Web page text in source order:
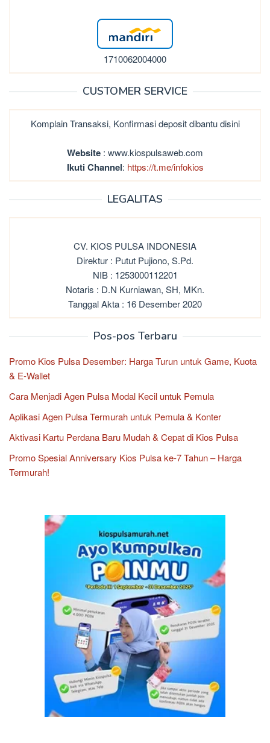
1710062004000
CUSTOMER SERVICE
Komplain Transaksi, Konfirmasi deposit dibantu disini
Website : www.kiospulsaweb.com
Ikuti Channel: https://t.me/infokios
LEGALITAS
CV. KIOS PULSA INDONESIA
Direktur : Putut Pujiono, S.Pd.
NIB : 1253000112201
Notaris : D.N Kurniawan, SH, MKn.
Tanggal Akta : 16 Desember 2020
Pos-pos Terbaru
Promo Kios Pulsa Desember: Harga Turun untuk Game, Kuota
& E-Wallet
Cara Menjadi Agen Pulsa Modal Kecil untuk Pemula
Aplikasi Agen Pulsa Termurah untuk Pemula & Konter
Aktivasi Kartu Perdana Baru Mudah & Cepat di Kios Pulsa
Promo Spesial Anniversary Kios Pulsa ke-7 Tahun – Harga
Termurah!